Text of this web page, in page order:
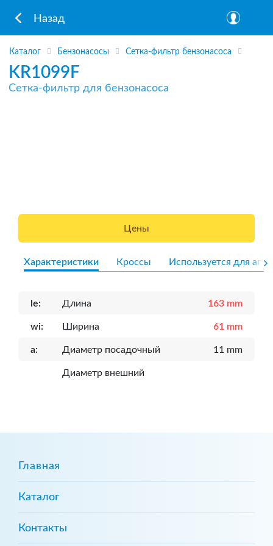
Назад
Каталог Бензонасосы Сетка-фильтр бензонасоса
KR1099F
Сетка-фильтр для бензонасоса
Цены
Характеристики Кроссы Используется для
le: Длина 163 mm
wi: Ширина 61 mm
a: Диаметр посадочный 11 mm
Диаметр внешний
Главная
Каталог
Контакты